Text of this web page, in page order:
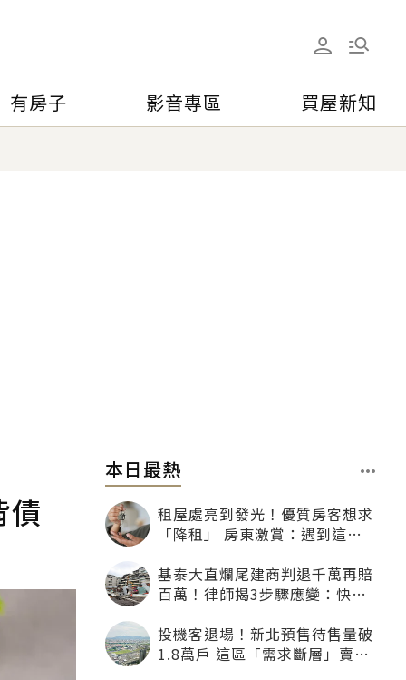
有房子 影音專區 買屋新知
債
本日最熱
租屋處亮到發光！優質房客想求
「降租」 房東激賞：遇到這種
基泰大直爛尾建商判退千萬再賠
百萬！律師揭3步驟應變：快通
投機客退場！新北預售待售量破
1.8萬戶 這區「需求斷層」賣壓